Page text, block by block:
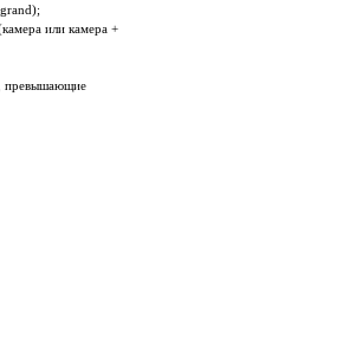
или камера +
превышающие